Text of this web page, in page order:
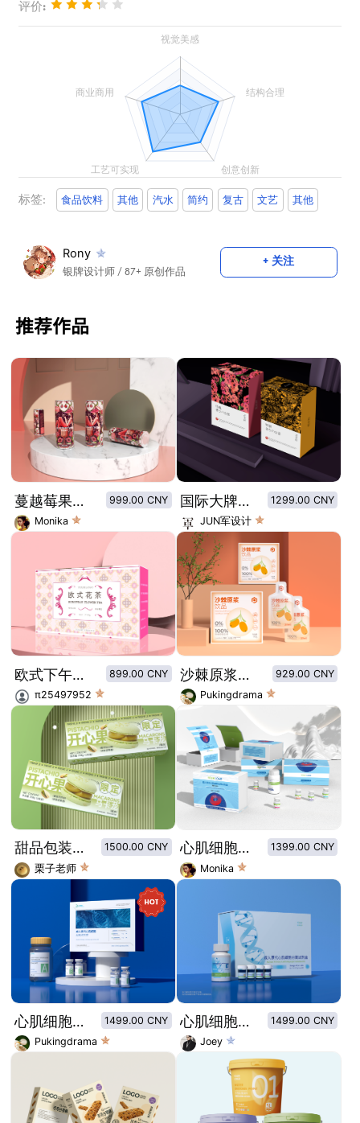
评价:
标签: 食品饮料 其他 汽水 简约 复古 文艺 其他
Rony
银牌设计师 / 87+ 原创作品
+ 关注
推荐作品
蔓越莓果酒包装设计/易拉罐饮品设计
999.00 CNY
Monika
国际大牌风时尚花茶系列
1299.00 CNY
JUN军设计
欧式下午花茶套装
899.00 CNY
π25497952
沙棘原浆饮品包装盒+包装袋
929.00 CNY
Pukingdrama
甜品包装设计-马卡龙礼盒装 开心果风味
1500.00 CNY
栗子老师
心肌细胞试剂盒包装设计/医疗用品试剂盒包装设计
1399.00 CNY
Monika
心肌细胞试剂盒包装设计
1499.00 CNY
Pukingdrama
心肌细胞试剂盒
1499.00 CNY
Joey